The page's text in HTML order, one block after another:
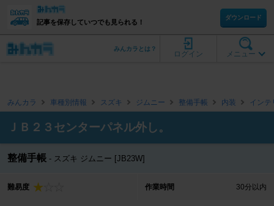
記事を保存していつでも見られる！
ダウンロード
メニュー
ログイン
みんカラとは？
みんカラ 車種別情報 スズキ ジムニー 整備手帳 内装 インテ
ＪＢ２３センターパネル外し。
整備手帳 スズキ ジムニー [JB23W]
難易度 作業時間 30分以内